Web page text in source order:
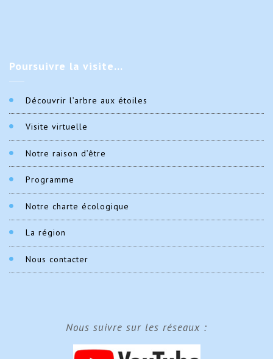
Poursuivre la visite…
Découvrir l’arbre aux étoiles
Visite virtuelle
Notre raison d’être
Programme
Notre charte écologique
La région
Nous contacter
Nous suivre sur les réseaux :